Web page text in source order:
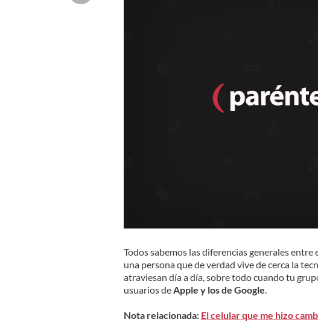
Todos sabemos las diferencias generales
una persona que de verdad vive de cerca la
atraviesan día a día, sobre todo cuando tu
usuarios deApple y los de Google.
Nota relacionada: El celular que me hizo